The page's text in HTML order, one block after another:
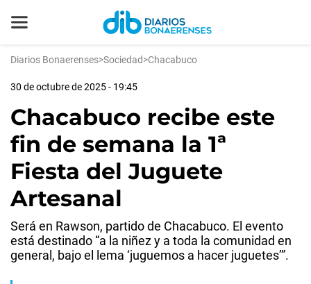
Diarios Bonaerenses>Sociedad>Chacabuco
30 de octubre de 2025 - 19:45
Chacabuco recibe este
fin de semana la 1ª
Fiesta del Juguete
Artesanal
Será en Rawson, partido de Chacabuco. El evento
está destinado “a la niñez y a toda la comunidad en
general, bajo el lema ‘juguemos a hacer juguetes’”.